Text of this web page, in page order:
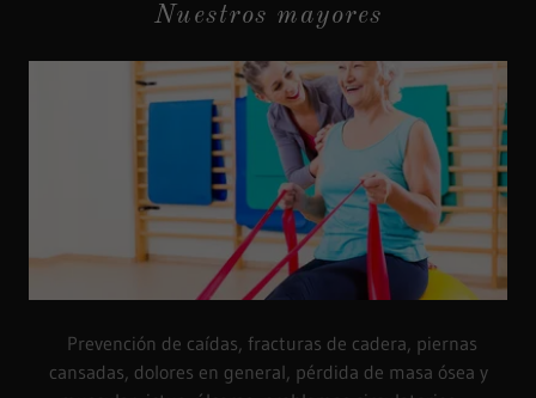
Nuestros mayores
Prevención de caídas, fracturas de cadera, piernas
cansadas, dolores en general, pérdida de masa ósea y